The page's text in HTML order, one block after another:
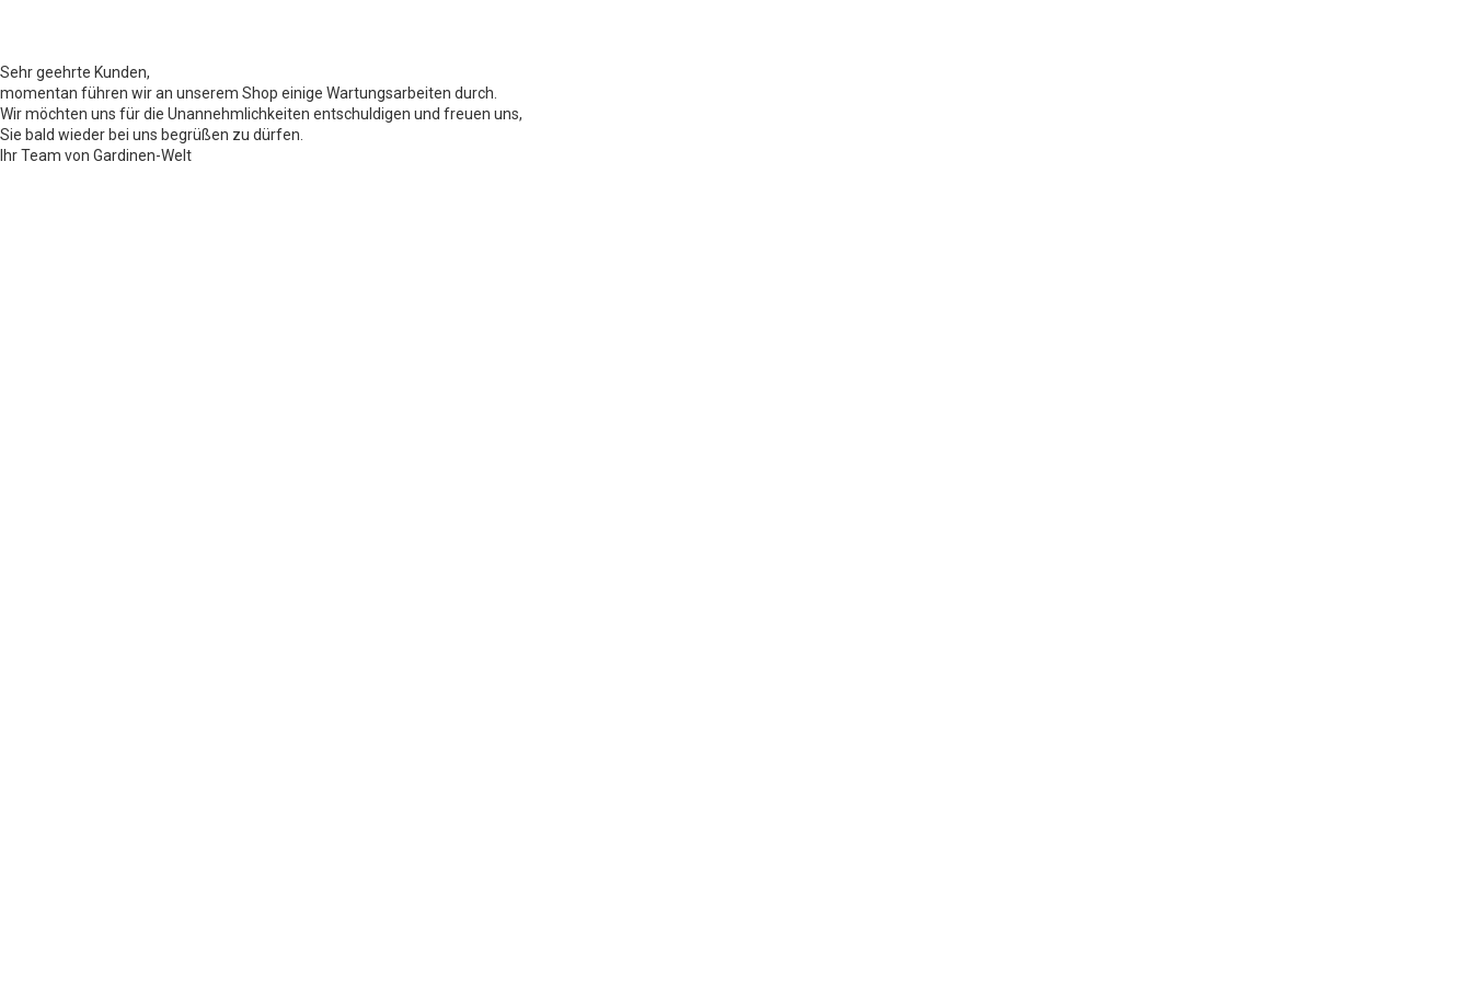
Sehr geehrte Kunden,
momentan führen wir an unserem Shop einige Wartungsarbeiten durch.
Wir möchten uns für die Unannehmlichkeiten entschuldigen und freuen uns,
Sie bald wieder bei uns begrüßen zu dürfen.
Ihr Team von Gardinen-Welt